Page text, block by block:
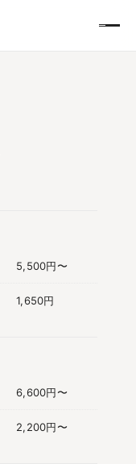
5,500円〜
1,650円
6,600円〜
2,200円〜